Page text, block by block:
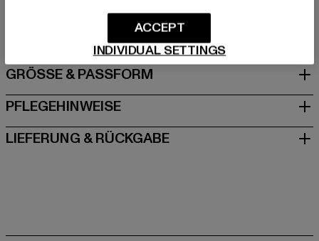
GRÖSSE & PASSFORM
PFLEGEHINWEISE
LIEFERUNG & RÜCKGABE
INDIVIDUAL SETTINGS
ACCEPT